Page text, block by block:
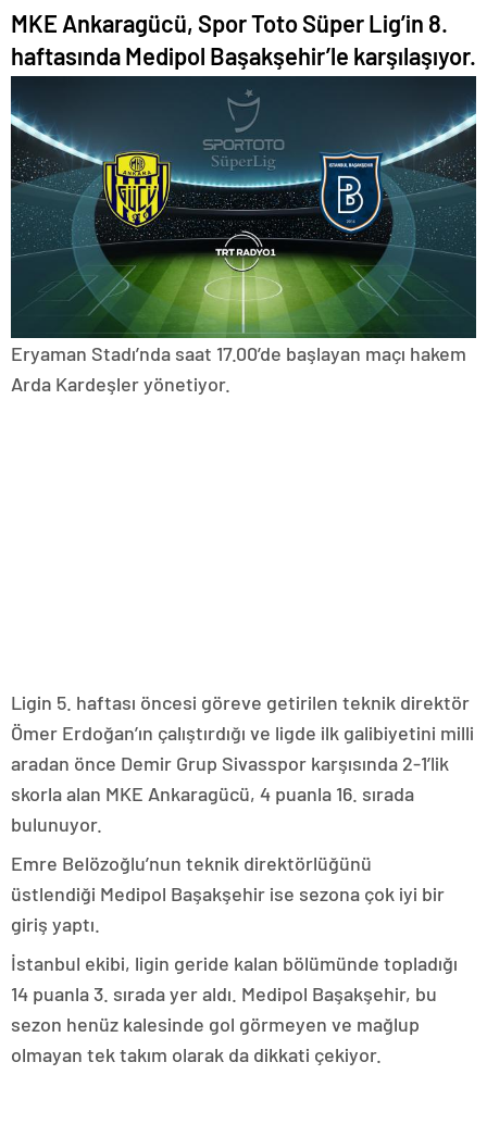
MKE Ankaragücü, Spor Toto Süper Lig’in 8.
haftasında Medipol Başakşehir’le karşılaşıyor.
Eryaman Stadı’nda saat 17.00’de başlayan maçı hakem
Arda Kardeşler yönetiyor.
Ligin 5. haftası öncesi göreve getirilen teknik direktör
Ömer Erdoğan’ın çalıştırdığı ve ligde ilk galibiyetini milli
aradan önce Demir Grup Sivasspor karşısında 2-1’lik
skorla alan MKE Ankaragücü, 4 puanla 16. sırada
bulunuyor.
Emre Belözoğlu’nun teknik direktörlüğünü
üstlendiği Medipol Başakşehir ise sezona çok iyi bir
giriş yaptı.
İstanbul ekibi, ligin geride kalan bölümünde topladığı
14 puanla 3. sırada yer aldı. Medipol Başakşehir, bu
sezon henüz kalesinde gol görmeyen ve mağlup
olmayan tek takım olarak da dikkati çekiyor.